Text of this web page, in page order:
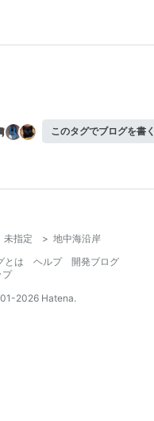
このタグでブログを書く
未指定 > 地中海沿岸
とは
ヘルプ
開発ブログ
プ
2026 Hatena.